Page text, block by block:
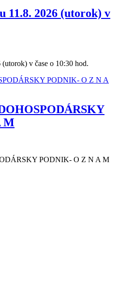
11.8. 2026 (utorok) v
v čase o 10:30 hod.
M
PODNIK- O Z N A M